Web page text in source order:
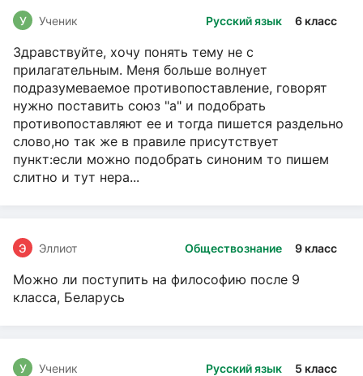
Русский язык 6 класс
У Ученик
Здравствуйте, хочу понять тему не с
прилагательным. Меня больше волнует
подразумеваемое противопоставление, говорят
нужно поставить союз "а" и подобрать
противопоставляют ее и тогда пишется раздельно
слово,но так же в правиле присутствует
пункт:если можно подобрать синоним то пишем
слитно и тут нера...
Обществознание 9 класс
Э Эллиот
Можно ли поступить на философию после 9
класса, Беларусь
Русский язык 5 класс
У Ученик